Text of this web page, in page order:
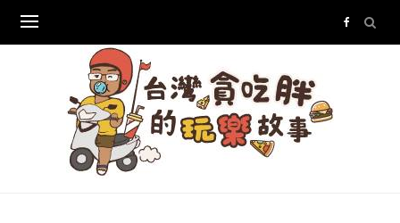
content